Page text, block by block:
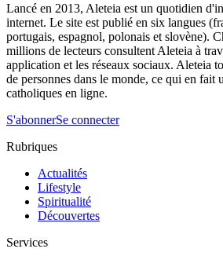
Lancé en 2013, Aleteia est un quotidien
internet. Le site est publié en six langues
portugais, espagnol, polonais et slovène).
millions de lecteurs consultent Aleteia à
application et les réseaux sociaux. Aleteia
de personnes dans le monde, ce qui en fait
catholiques en ligne.
S'abonnerSe connecter
Rubriques
Actualités
Lifestyle
Spiritualité
Découvertes
Services